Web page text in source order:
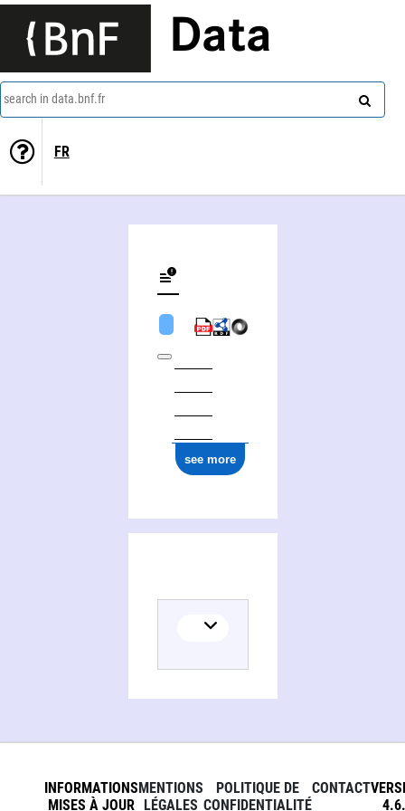
Data
search in data.bnf.fr
FR
see more
INFORMATIONS
MISES À JOUR
MENTIONS
LÉGALES
POLITIQUE DE
CONFIDENTIALITÉ
CONTACT